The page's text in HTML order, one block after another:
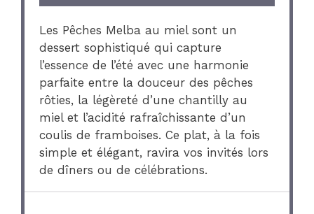
Les Pêches Melba au miel sont un
dessert sophistiqué qui capture
l’essence de l’été avec une harmonie
parfaite entre la douceur des pêches
rôties, la légèreté d’une chantilly au
miel et l’acidité rafraîchissante d’un
coulis de framboises. Ce plat, à la fois
simple et élégant, ravira vos invités lors
de dîners ou de célébrations.